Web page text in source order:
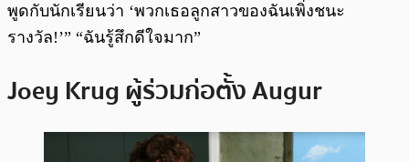
พูดกับนักเรียนว่า ‘พวกเธอลูกสาวของฉันเพิ่งชนะ
รางวัล!’” “ฉันรู้สึกดีใจมาก”
Joey Krug ผู้ร่วมก่อตั้ง Augur